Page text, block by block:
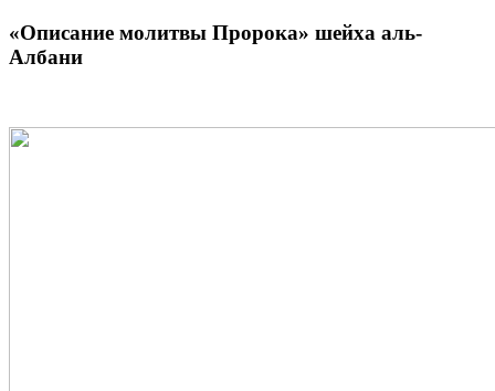
«Описание молитвы Пророка» шейха аль-
Албани